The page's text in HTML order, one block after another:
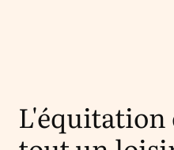
L'équitation